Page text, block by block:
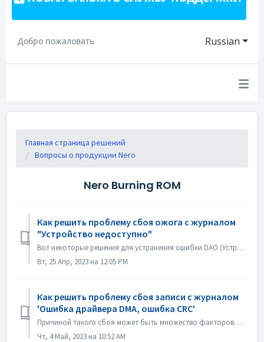
Russian
Добро пожаловать
Главная страница решений
Вопросы о продукции Nero
Nero Burning ROM
Как решить проблему сбоя ожога с журналом
"Устройство недоступно"
Вот некоторые решения для устранения ошибки DAO (Устройство недоступно). Обновление или откат прошивки драйвера В основном эта проблема возникает после об...
Вт, 25 Апр, 2023 на 12:05 PM
Как решить проблему сбоя записи с журналом
'Ошибка драйвера DMA, ошибка CRC'
Причиной такого сбоя может быть множество факторов. Пожалуйста, попробуйте следующие методы: 1. Отсоедините кабели передачи данных на устройстве прожига; 2...
Чт, 4 Май, 2023 на 10:52 AM